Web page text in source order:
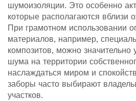
шумоизоляции. Это особенно
которые располагаются вблизи
При грамотном использовании
материалов, например,
композитов, можно значительно
шума на территории
наслаждаться миром и
заборы часто выбирают
участков.